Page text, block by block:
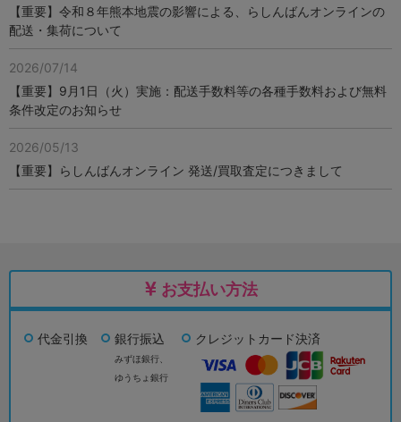
【重要】令和８年熊本地震の影響による、らしんばんオンラインの
配送・集荷について
2026/07/14
【重要】9月1日（火）実施：配送手数料等の各種手数料および無料
条件改定のお知らせ
2026/05/13
【重要】らしんばんオンライン 発送/買取査定につきまして
お支払い方法
代金引換 銀行振込
みずほ銀行、
ゆうちょ銀行
クレジットカード決済